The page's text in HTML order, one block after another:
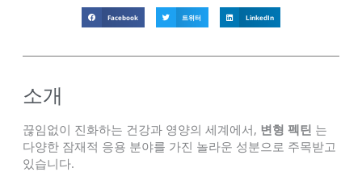
Facebook 트위터 LinkedIn
소개
끊임없이 진화하는 건강과 영양의 세계에서, 변형 펙틴 는
다양한 잠재적 응용 분야를 가진 놀라운 성분으로 주목받고
있습니다.